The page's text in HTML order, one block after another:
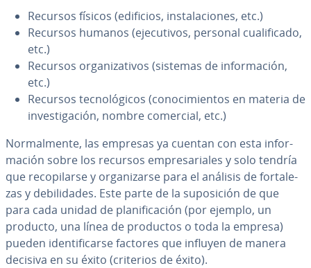
Recursos físicos (edificios, in­s­ta­la­cio­nes, etc.)
Recursos humanos (eje­cu­ti­vos, personal cua­li­fi­ca­do,
etc.)
Recursos or­ga­ni­za­ti­vos (sistemas de in­fo­r­ma­ción,
etc.)
Recursos te­c­no­ló­gi­cos (co­no­ci­mie­n­tos en materia de
in­ve­s­ti­ga­ción, nombre comercial, etc.)
No­r­ma­l­me­n­te, las empresas ya cuentan con esta in­fo­r­
ma­ción sobre los recursos em­pre­sa­ria­les y solo tendría
que re­co­pi­lar­se y or­ga­ni­zar­se para el análisis de fo­r­ta­le­
zas y de­bi­li­da­des. Este parte de la su­po­si­ción de que
para cada unidad de pla­ni­fi­ca­ción (por ejemplo, un
producto, una línea de productos o toda la empresa)
pueden ide­n­ti­fi­car­se factores que influyen de manera
decisiva en su éxito (criterios de éxito).